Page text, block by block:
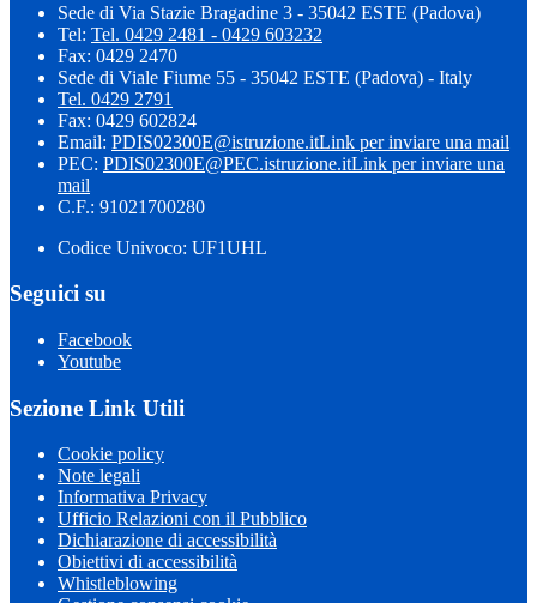
Sede di Via Stazie Bragadine 3 - 35042 ESTE (Padova)
Tel: Tel. 0429 2481 - 0429 603232
Fax: 0429 2470
Sede di Viale Fiume 55 - 35042 ESTE (Padova) - Italy
Tel. 0429 2791
Fax: 0429 602824
Email: PDIS02300E@istruzione.itLink per inviare una mail
PEC: PDIS02300E@PEC.istruzione.itLink per inviare una
mail
C.F.: 91021700280
Codice Univoco: UF1UHL
Seguici su
Facebook
Youtube
Sezione Link Utili
Cookie policy
Note legali
Informativa Privacy
Ufficio Relazioni con il Pubblico
Dichiarazione di accessibilità
Obiettivi di accessibilità
Whistleblowing